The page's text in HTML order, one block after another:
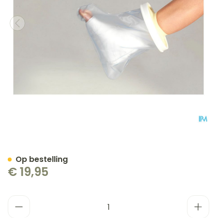
€ 19,95
Op bestelling